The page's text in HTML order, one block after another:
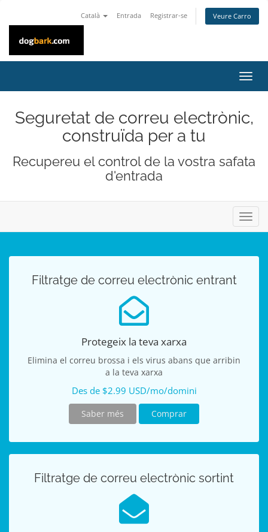
Català Entrada Registrar-se Veure Carro
la
Seguretat de correu electrònic,
construïda per a tu
Recupereu el control de la vostra safata
d'entrada
la
Filtratge de correu electrònic entrant
Protegeix la teva xarxa
Elimina el correu brossa i els virus abans que arribin
a la teva xarxa
Des de $2.99 USD/mo/domini
Saber més Comprar
Filtratge de correu electrònic sortint